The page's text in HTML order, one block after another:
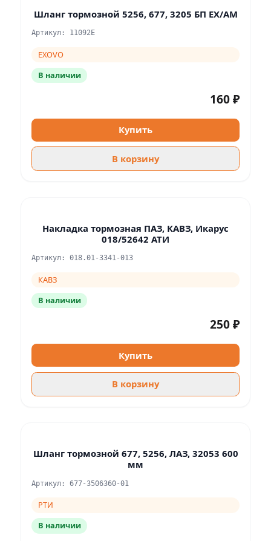
Шланг тормозной 5256, 677, 3205 БП EX/AM
Артикул: 11092E
EXOVO
В наличии
160 ₽
Купить
В корзину
Накладка тормозная ПАЗ, КАВЗ, Икарус
018/52642 АТИ
Артикул: 018.01-3341-013
КАВЗ
В наличии
250 ₽
Купить
В корзину
Шланг тормозной 677, 5256, ЛАЗ, 32053 600
мм
Артикул: 677-3506360-01
РТИ
В наличии